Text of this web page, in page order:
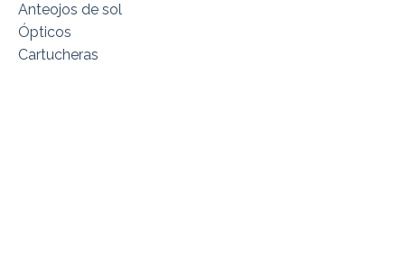
Anteojos de sol
Ópticos
Cartucheras